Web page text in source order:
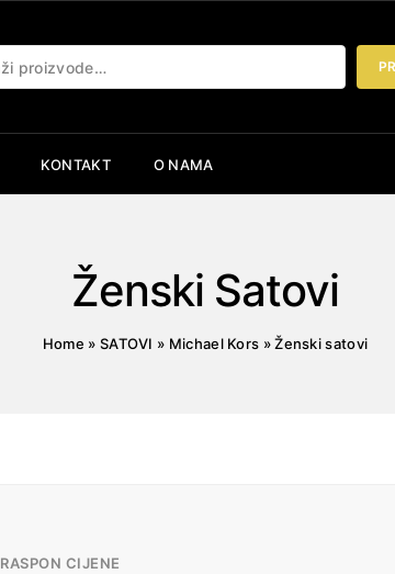
KONTAKT O NAMA
Ženski Satovi
Home » SATOVI » Michael Kors »Ženski satovi
RASPON CIJENE